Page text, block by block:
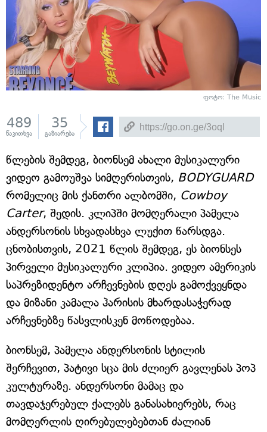
ფოტო: The Music
489
წაკითხვა
35
გაზიარება
წლების შემდეგ, ბიონსემ ახალი მუსიკალური
ვიდეო გამოუშვა სიმღერისთვის, BODYGUARD
რომელიც მის ქანთრი ალბომში, Cowboy
Carter, შედის. კლიპში მომღერალი პამელა
ანდერსონის სხვადასხვა ლუქით წარსდგა.
ცნობისთვის, 2021 წლის შემდეგ, ეს ბიონსეს
პირველი მუსიკალური კლიპია. ვიდეო ამერიკის
საპრეზიდენტო არჩევნების დღეს გამოქვეყნდა
და მიზანი კამალა ჰარისის მხარდასაჭერად
არჩევნებზე წასვლისკენ მოწოდებაა.
ბიონსემ, პამელა ანდერსონის სტილის
შერჩევით, პატივი სცა მის ძლიერ გავლენას პოპ
კულტურაზე. ანდერსონი მამაც და
თავდაჯერებულ ქალებს განასახიერებს, რაც
მომღერლის ღირებულებებთან ძალიან